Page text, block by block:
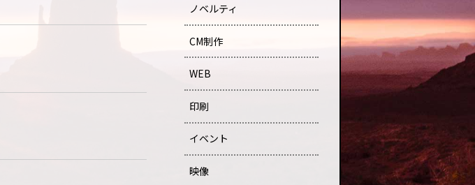
ノベルティ
CM制作
WEB
印刷
イベント
映像